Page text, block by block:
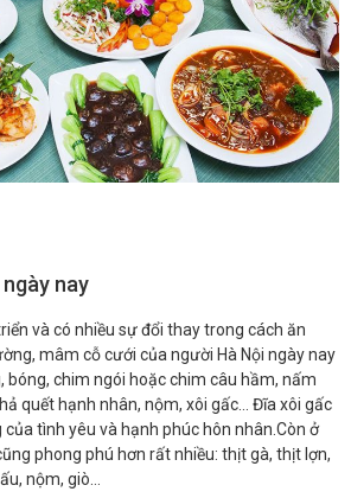
nay
và có nhiều sự đổi thay trong cách ăn
mâm cỗ cưới của người Hà Nội ngày nay
bóng, chim ngói hoặc chim câu hầm, nấm
quết hạnh nhân, nộm, xôi gấc… Đĩa xôi gấc
tình yêu và hạnh phúc hôn nhân.Còn ở
phong phú hơn rất nhiều: thịt gà, thịt lợn,
nộm, giò…